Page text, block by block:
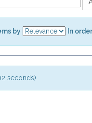
by In order
seconds).